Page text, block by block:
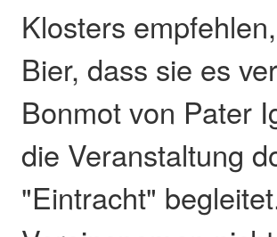
Klosters
Bier, dass sie es
Bonmot von Pater
die Veranstaltung
"Eintracht"